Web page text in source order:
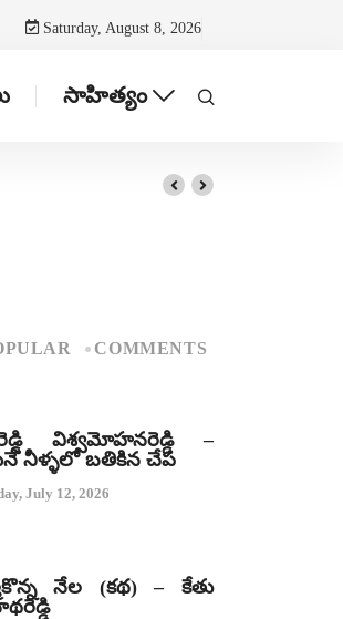
Saturday, August 8, 2026
సాహిత్యం
COMMENTS
విశ్వమోహనరెడ్డి –
నీళ్ళలో బతికిన చేప
July 12, 2026
నేల (కథ) – కేతు